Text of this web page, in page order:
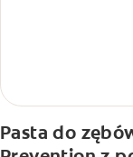
Pasta do